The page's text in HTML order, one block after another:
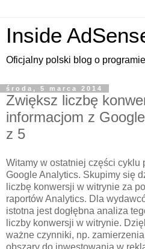
Inside
Oficjalny polski blog o
środa, 5 marca 2014
Zwiększ liczbę
informacjom z
z 5
Witamy w ostatniej części cyklu
Google Analytics. Skupimy się
liczbę konwersji w witrynie za
raportów Analytics. Dla
istotna jest dogłębna analiza
liczby konwersji w witrynie.
ważne czynniki, np.
obszary do inwestowania w